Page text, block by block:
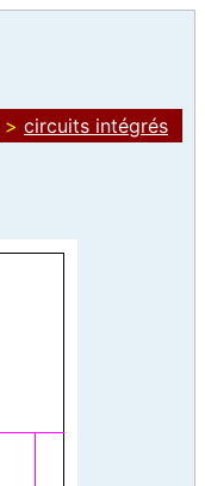
> circuits intégrés